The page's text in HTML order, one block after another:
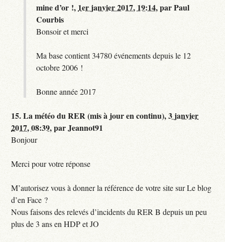
mine d’or !, 1er janvier 2017, 19:14,parPaul
Courbis
Bonsoir et merci
Ma base contient 34780 événements depuis le 12
octobre 2006 !
Bonne année 2017
15.La météo du RER (mis à jour en continu),3 janvier
2017, 08:39,parJeannot91
Bonjour
Merci pour votre réponse
M’autorisez vous à donner la référence de votre site sur Le blog
d’en Face ?
Nous faisons des relevés d’incidents du RER B depuis un peu
plus de 3 ans en HDP et JO